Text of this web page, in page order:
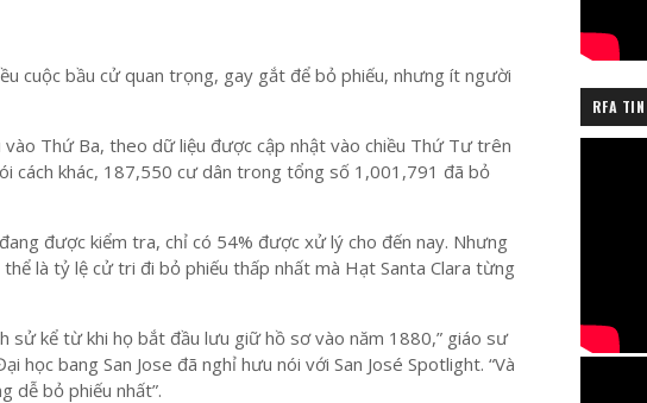
cuộc bầu cử quan trọng, gay gắt để bỏ phiếu, nhưng ít người
Thứ Ba, theo dữ liệu được cập nhật vào chiều Thứ Tư trên
cách khác, 187,550 cư dân trong tổng số 1,001,791 đã bỏ
được kiểm tra, chỉ có 54% được xử lý cho đến nay. Nhưng
là tỷ lệ cử tri đi bỏ phiếu thấp nhất mà Hạt Santa Clara từng
sử kể từ khi họ bắt đầu lưu giữ hồ sơ vào năm 1880,” giáo sư
học bang San Jose đã nghỉ hưu nói với San José Spotlight. “Và
dễ bỏ phiếu nhất”.
RFA